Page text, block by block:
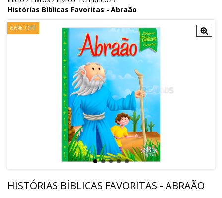
Histórias Bíblicas Favoritas - Abraão
66% OFF
HISTÓRIAS BÍBLICAS FAVORITAS - ABRAÃO